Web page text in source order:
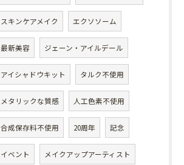
スキンケアメイク エクソソーム
最新美容 ジェーン・アイルデール
アイシャドウキット タルク不使用
メタリックな質感 人工色素不使用
合成保存料不使用 20周年 記念
イベント メイクアップアーティスト